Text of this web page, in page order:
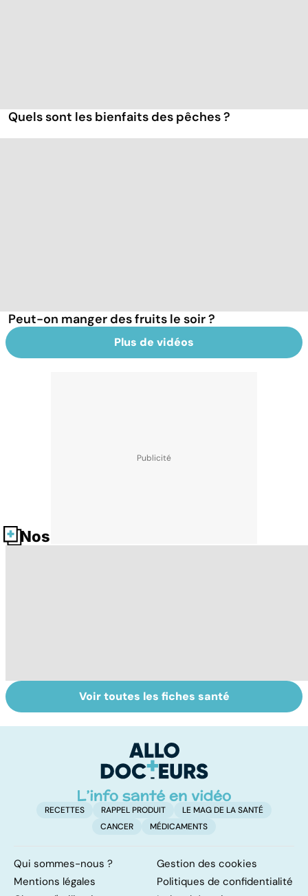
Quels sont les bienfaits des pêches ?
Peut-on manger des fruits le soir ?
Plus de vidéos
Nos fiches santé
Le magnésium,
un oligo-élément
Intestin irritable :
le régime
solution ?
Voir toutes les fiches santé
RECETTES RAPPEL PRODUIT
LE MAG DE LA SANTÉ
CANCER
MÉDICAMENTS
Qui sommes-nous ?
Gestion des cookies
Mentions légales
Politiques de confidentialité